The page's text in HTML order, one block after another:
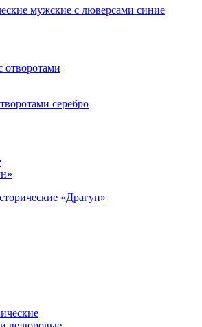
мужские с люверсами синие
серебро
«Драгун»